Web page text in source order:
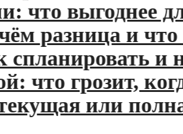
выгоднее для
и что
и не
грозит,
или